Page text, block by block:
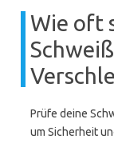
Wie oft
Prüfe deine
um Sicherheit